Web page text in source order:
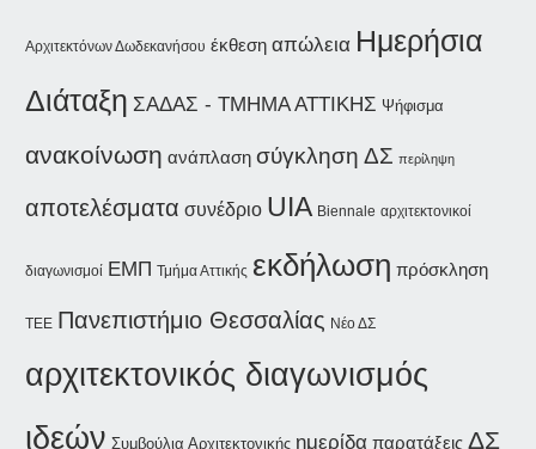
Αρχιτεκτόνων Δωδεκανήσου έκθεση απώλεια Ημερήσια
Διάταξη ΣΑΔΑΣ - ΤΜΗΜΑ ΑΤΤΙΚΗΣ Ψήφισμα
ανακοίνωση ανάπλαση σύγκληση ΔΣ περίληψη
αποτελέσματα συνέδριο UIA Biennale αρχιτεκτονικοί
διαγωνισμοί ΕΜΠ Τμήμα Αττικής εκδήλωση πρόσκληση
ΤΕΕ Πανεπιστήμιο Θεσσαλίας Νέο ΔΣ
αρχιτεκτονικός διαγωνισμός
ιδεών Συμβούλια Αρχιτεκτονικής ημερίδα παρατάξεις ΔΣ